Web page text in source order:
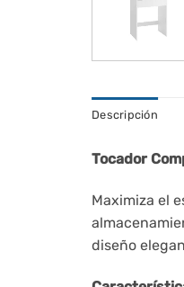
Descripción
Tocador
Maximiza el
diseño